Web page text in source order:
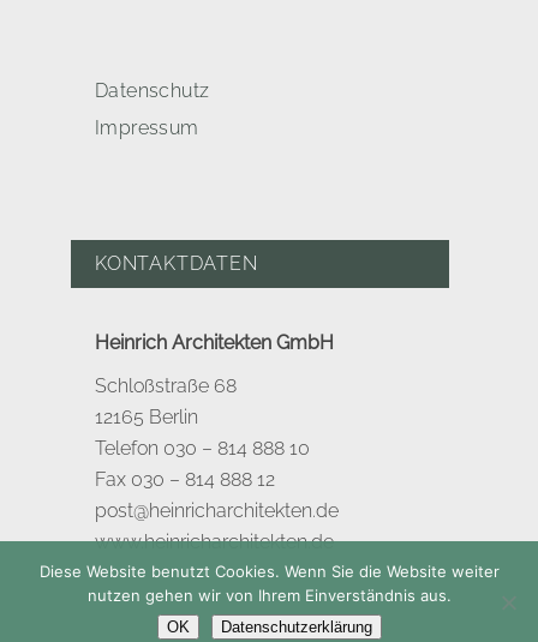
Datenschutz
Impressum
KONTAKTDATEN
Heinrich Architekten GmbH
Schloßstraße 68
12165 Berlin
Telefon 030 – 814 888 10
Fax 030 – 814 888 12
post@heinricharchitekten.de
www.heinricharchitekten.de
Diese Website benutzt Cookies. Wenn Sie die Website weiter
nutzen gehen wir von Ihrem Einverständnis aus.
OK Datenschutzerklärung